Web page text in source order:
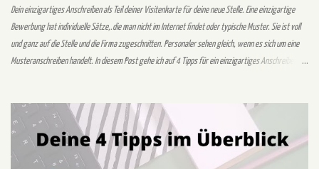
Dein einzigartiges Anschreiben als Teil deiner Visitenkarte für deine neue Stelle. Eine einzigartige
Bewerbung hat individuelle Sätze,.die man nicht im Internet findet oder typische Muster. Sie ist voll
und ganz auf die Stelle und die Firma zugeschnitten. Personaler sehen gleich, wenn es sich um eine
Musteranschreiben handelt. In diesem Post gehe ich auf 4 Tipps für ein einzigartiges Anschreiben
Bewerber ab. Personaler wollen dich durch deine Bewerbung kennenlernen. Das Anschreiben dient
vor allem zur Darstellung deiner Kompetenzen und Stärken. Mit deinen Stärken und Kompetenzen
solltest du in deiner Bewerbung authentisch überzeugen. Du investiert dabei zwar mehr Zeit in dein
Anschreiben, dies signalisiert dem Unternehmen aber dein Interesse. Zudem kannst du dich dem